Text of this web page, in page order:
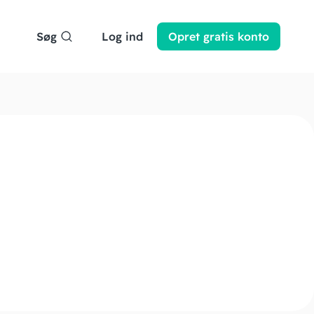
Søg Log ind Opret gratis konto